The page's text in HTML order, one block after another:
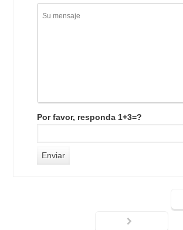
Por favor, responda 1+3=?